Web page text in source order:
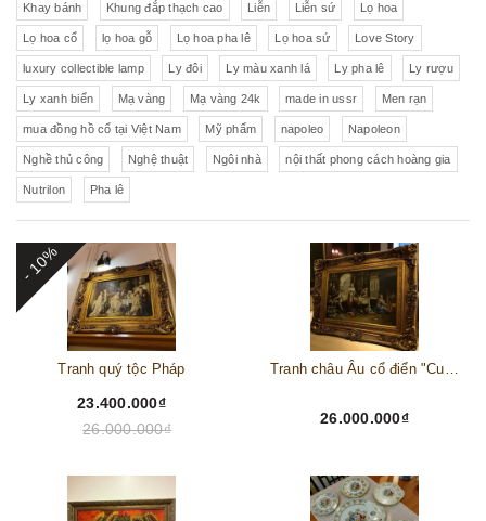
Khay bánh Khung đắp thạch cao Liễn Liễn sứ Lọ hoa
Lọ hoa cổ lọ hoa gỗ Lọ hoa pha lê Lọ hoa sứ Love Story
luxury collectible lamp Ly đôi Ly màu xanh lá Ly pha lê Ly rượu
Ly xanh biển Mạ vàng Mạ vàng 24k made in ussr Men rạn
mua đồng hồ cổ tại Việt Nam Mỹ phẩm napoleo Napoleon
Nghề thủ công Nghệ thuật Ngôi nhà nội thất phong cách hoàng gia
Nutrilon Pha lê
- 10%
Tranh quý tộc Pháp
23.400.000₫
26.000.000₫
Tranh châu Âu cổ điển "Cuộc sống lao động"
26.000.000₫